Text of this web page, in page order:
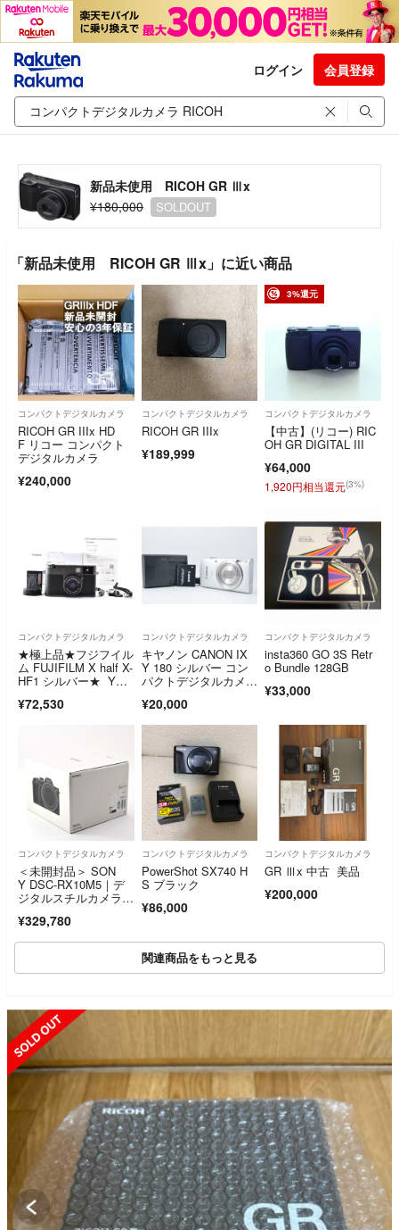
ログイン 会員登録
新品未使用 RICOH GR Ⅲx
¥180,000
SOLDOUT
「新品未使用 RICOH GR Ⅲx」に近い商品
コンパクトデジタルカメラ
RICOH GR IIIx HD
F リコー コンパクト
デジタルカメラ
¥240,000
コンパクトデジタルカメラ
RICOH GR IIIx
¥189,999
3%還元
コンパクトデジタルカメラ
【中古】(リコー) RIC
OH GR DIGITAL III
¥64,000
1,920円相当還元(3%)
コンパクトデジタルカメラ
★極上品★フジフイル
ム FUJIFILM X half X-
HF1 シルバー★ YMA
¥72,530
コンパクトデジタルカメラ
キヤノン CANON IX
Y 180 シルバー コン
パクトデジタルカメ
¥20,000
コンパクトデジタルカメラ
insta360 GO 3S Retr
o Bundle 128GB
¥33,000
コンパクトデジタルカメラ
＜未開封品＞ SON
Y DSC-RX10M5｜デ
ジタルスチルカメラ｜
タルカメラ｜新品未開
封｜付属品完備
¥329,780
コンパクトデジタルカメラ
PowerShot SX740 H
S ブラック
¥86,000
コンパクトデジタルカメラ
GR Ⅲx 中古 美品
¥200,000
関連商品をもっと見る